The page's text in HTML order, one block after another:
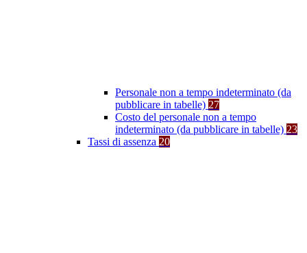
Personale non a tempo indeterminato (da
pubblicare in tabelle) 27
Costo del personale non a tempo
indeterminato (da pubblicare in tabelle) 23
Tassi di assenza 20